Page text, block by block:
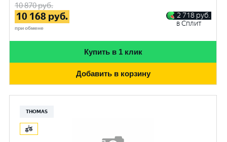
10 870руб.
10 168 руб.
при обмене
2 718 руб.
в Сплит
Купить в 1 клик
Добавить в корзину
THOMAS